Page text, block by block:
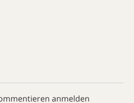
anmelden